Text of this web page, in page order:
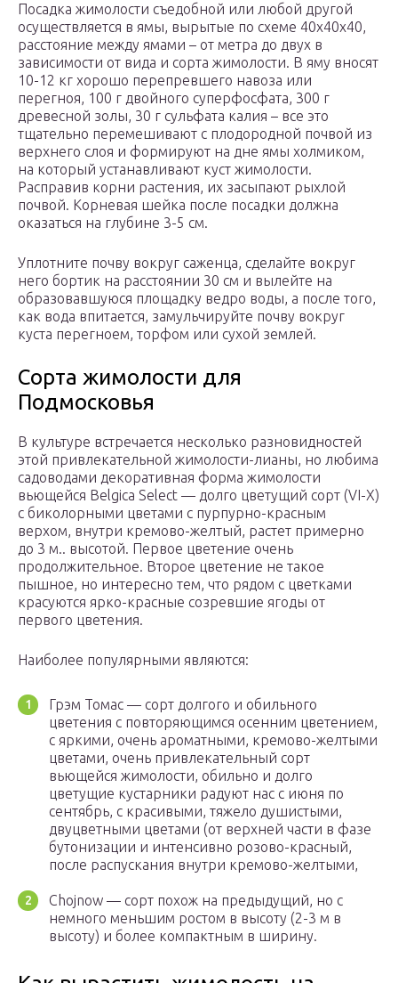
Посадка жимолости съедобной или любой другой
осуществляется в ямы, вырытые по схеме 40х40х40,
расстояние между ямами – от метра до двух в
зависимости от вида и сорта жимолости. В яму вносят
10-12 кг хорошо перепревшего навоза или
перегноя, 100 г двойного суперфосфата, 300 г
древесной золы, 30 г сульфата калия – все это
тщательно перемешивают с плодородной почвой из
верхнего слоя и формируют на дне ямы холмиком,
на который устанавливают куст жимолости.
Расправив корни растения, их засыпают рыхлой
почвой. Корневая шейка после посадки должна
оказаться на глубине 3-5 см.
Уплотните почву вокруг саженца, сделайте вокруг
него бортик на расстоянии 30 см и вылейте на
образовавшуюся площадку ведро воды, а после того,
как вода впитается, замульчируйте почву вокруг
куста перегноем, торфом или сухой землей.
Сорта жимолости для
Подмосковья
В культуре встречается несколько разновидностей
этой привлекательной жимолости-лианы, но любима
садоводами декоративная форма жимолости
вьющейся Belgica Select — долго цветущий сорт (VI-X)
с биколорными цветами с пурпурно-красным
верхом, внутри кремово-желтый, растет примерно
до 3 м.. высотой. Первое цветение очень
продолжительное. Второе цветение не такое
пышное, но интересно тем, что рядом с цветками
красуются ярко-красные созревшие ягоды от
первого цветения.
Наиболее популярными являются:
Грэм Томас — сорт долгого и обильного
цветения с повторяющимся осенним цветением,
с яркими, очень ароматными, кремово-желтыми
цветами, очень привлекательный сорт
вьющейся жимолости, обильно и долго
цветущие кустарники радуют нас с июня по
сентябрь, с красивыми, тяжело душистыми,
двуцветными цветами (от верхней части в фазе
бутонизации и интенсивно розово-красный,
после распускания внутри кремово-желтыми,
Chojnow — сорт похож на предыдущий, но с
немного меньшим ростом в высоту (2-3 м в
высоту) и более компактным в ширину.